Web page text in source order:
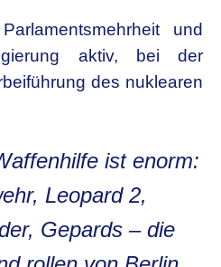
und
aktiv,
bei der
des nuklearen
ist enorm:
Leopard 2,
Gepards – die